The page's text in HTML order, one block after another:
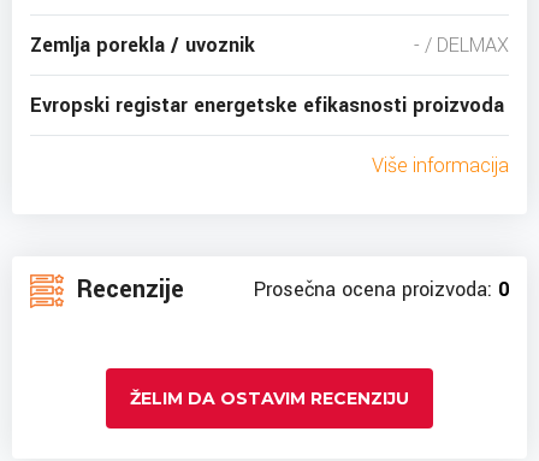
Zemlja porekla / uvoznik - / DELMAX
Evropski registar energetske efikasnosti proizvoda
Više informacija
Recenzije Prosečna ocena proizvoda: 0
ŽELIM DA OSTAVIM RECENZIJU